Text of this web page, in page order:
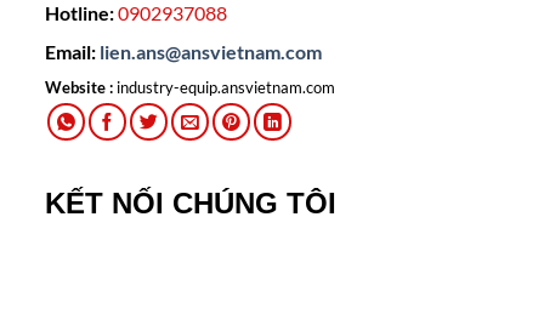
Hotline:0902937088
Email: lien.ans@ansvietnam.com
Website : industry-equip.ansvietnam.com
KẾT NỐI CHÚNG TÔI